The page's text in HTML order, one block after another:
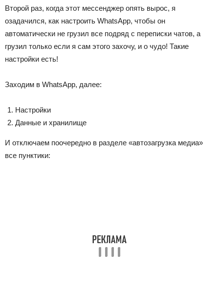
Второй раз, когда этот мессенджер опять вырос, я
озадачился, как настроить WhatsApp, чтобы он
автоматически не грузил все подряд с переписки чатов, а
грузил только если я сам этого захочу, и о чудо! Такие
настройки есть!
Заходим в WhatsApp, далее:
Настройки
Данные и хранилище
И отключаем поочередно в разделе «автозагрузка медиа»
все пунктики: